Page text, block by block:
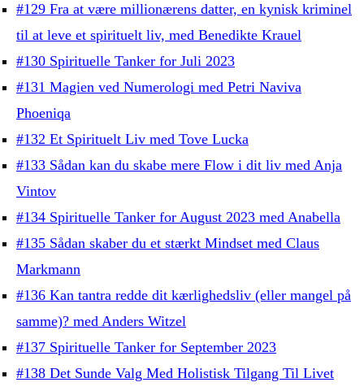
#129 Fra at være millionærens datter, en kynisk kriminel
til at leve et spirituelt liv, med Benedikte Krauel
#130 Spirituelle Tanker for Juli 2023
#131 Magien ved Numerologi med Petri Naviva
Phoeniqa
#132 Et Spirituelt Liv med Tove Lucka
#133 Sådan kan du skabe mere Flow i dit liv med Anja
Vintov
#134 Spirituelle Tanker for August 2023 med Anabella
#135 Sådan skaber du et stærkt Mindset med Claus
Markmann
#136 Kan tantra redde dit kærlighedsliv (eller mangel på
samme)? med Anders Witzel
#137 Spirituelle Tanker for September 2023
#138 Det Sunde Valg Med Holistisk Tilgang Til Livet